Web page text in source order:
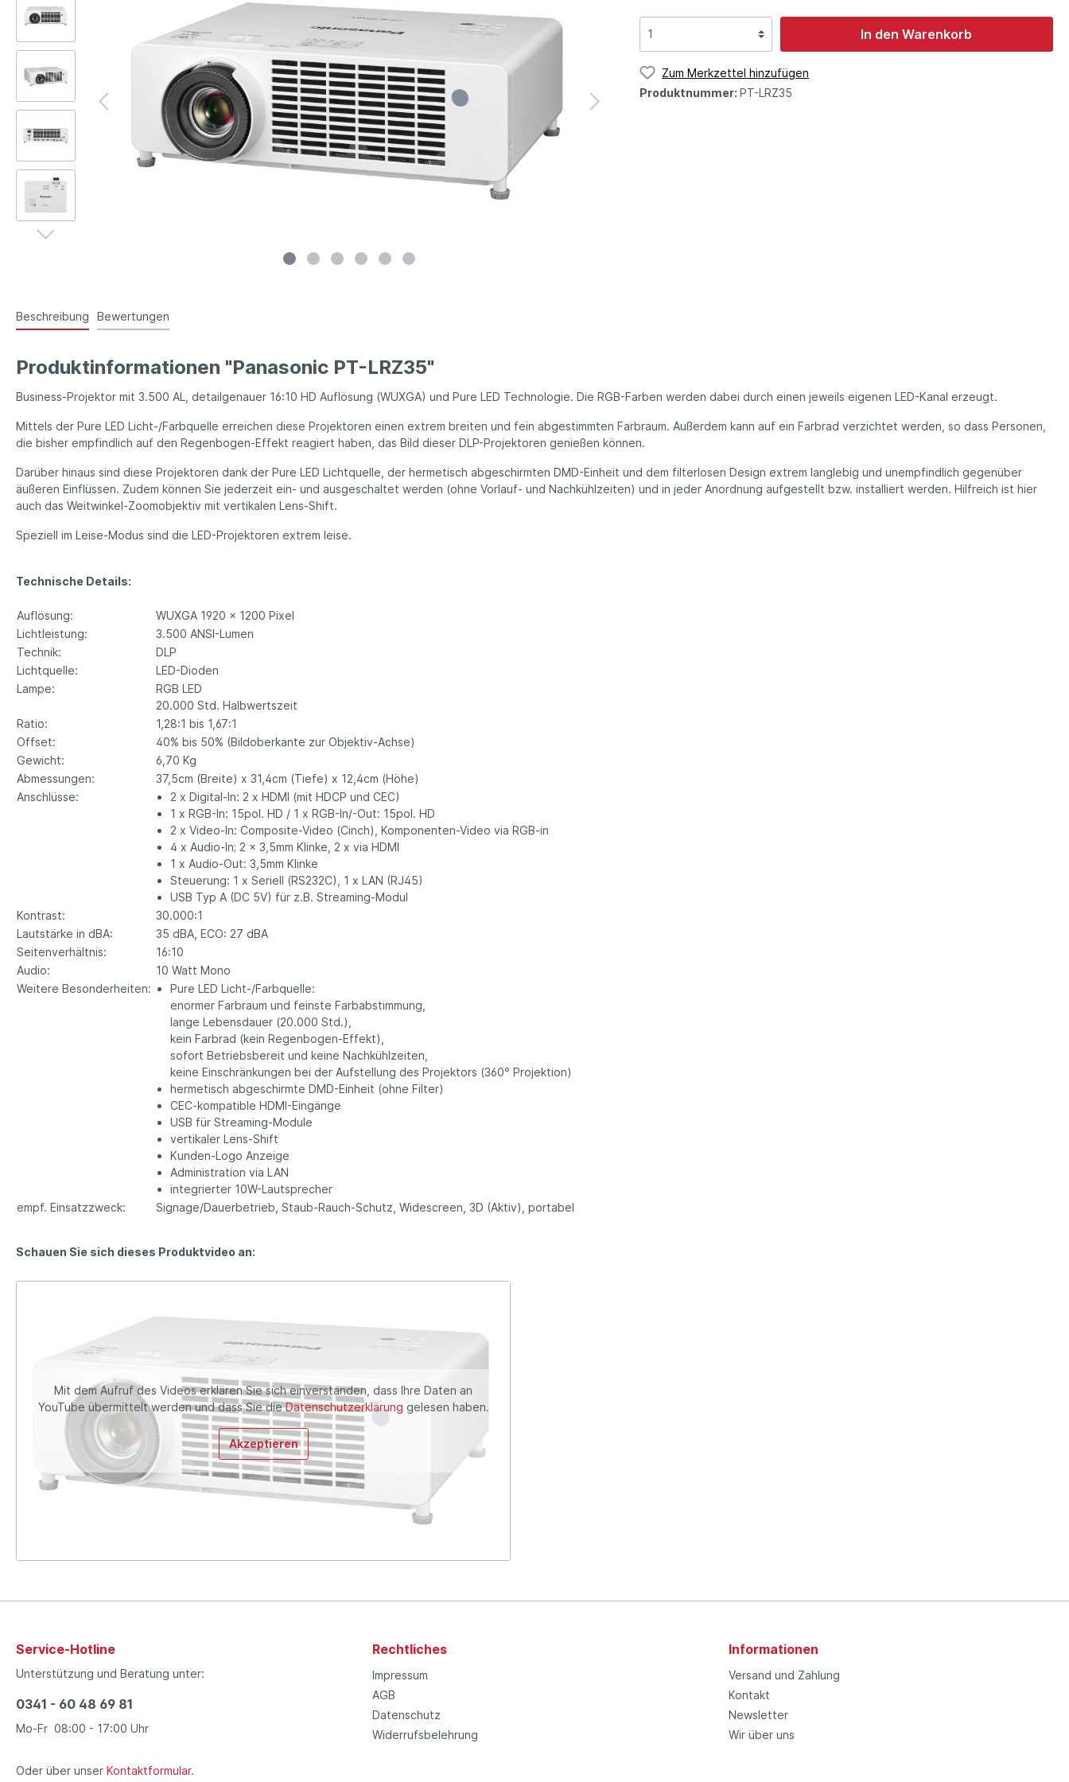
In den Warenkorb
Zum Merkzettel hinzufügen
Produktnummer: PT-LRZ35
Beschreibung Bewertungen
Produktinformationen "Panasonic PT-LRZ35"
Business-Projektor mit 3.500 AL, detailgenauer 16:10 HD Auflösung (WUXGA) und Pure LED Technologie. Die RGB-Farben werden dabei durch einen jeweils eigenen LED-Kanal erzeugt.
Mittels der Pure LED Licht-/Farbquelle erreichen diese Projektoren einen extrem breiten und fein abgestimmten Farbraum. Außerdem kann auf ein Farbrad verzichtet werden, so dass Personen,
die bisher empfindlich auf den Regenbogen-Effekt reagiert haben, das Bild dieser DLP-Projektoren genießen können.
Darüber hinaus sind diese Projektoren dank der Pure LED Lichtquelle, der hermetisch abgeschirmten DMD-Einheit und dem filterlosen Design extrem langlebig und unempfindlich gegenüber
äußeren Einflüssen. Zudem können Sie jederzeit ein- und ausgeschaltet werden (ohne Vorlauf- und Nachkühlzeiten) und in jeder Anordnung aufgestellt bzw. installiert werden. Hilfreich ist hier
auch das Weitwinkel-Zoomobjektiv mit vertikalen Lens-Shift.
Speziell im Leise-Modus sind die LED-Projektoren extrem leise.
Technische Details:
Auflösung:
WUXGA 1920 x 1200 Pixel
Lichtleistung:
3.500 ANSI-Lumen
Technik:
DLP
Lichtquelle:
LED-Dioden
Lampe:
RGB LED
20.000 Std. Halbwertszeit
Ratio:
1,28:1 bis 1,67:1
Offset:
40% bis 50% (Bildoberkante zur Objektiv-Achse)
Gewicht:
6,70 Kg
Abmessungen:
37,5cm (Breite) x 31,4cm (Tiefe) x 12,4cm (Höhe)
Anschlüsse:
2 x Digital-In: 2 x HDMI (mit HDCP und CEC)
1 x RGB-In: 15pol. HD / 1 x RGB-In/-Out: 15pol. HD
2 x Video-In: Composite-Video (Cinch), Komponenten-Video via RGB-in
4 x Audio-In; 2 x 3,5mm Klinke, 2 x via HDMI
1 x Audio-Out: 3,5mm Klinke
Steuerung: 1 x Seriell (RS232C), 1 x LAN (RJ45)
USB Typ A (DC 5V) für z.B. Streaming-Modul
Kontrast:
30.000:1
Lautstärke in dBA:
35 dBA, ECO: 27 dBA
Seitenverhältnis:
16:10
Audio:
10 Watt Mono
Weitere Besonderheiten:
Pure LED Licht-/Farbquelle:
enormer Farbraum und feinste Farbabstimmung,
lange Lebensdauer (20.000 Std.),
kein Farbrad (kein Regenbogen-Effekt),
sofort Betriebsbereit und keine Nachkühlzeiten,
keine Einschränkungen bei der Aufstellung des Projektors (360° Projektion)
hermetisch abgeschirmte DMD-Einheit (ohne Filter)
CEC-kompatible HDMI-Eingänge
USB für Streaming-Module
vertikaler Lens-Shift
Kunden-Logo Anzeige
Administration via LAN
integrierter 10W-Lautsprecher
empf. Einsatzzweck:
Signage/Dauerbetrieb, Staub-Rauch-Schutz, Widescreen, 3D (Aktiv), portabel
Schauen Sie sich dieses Produktvideo an:
Mit dem Aufruf des Videos erklären Sie sich einverstanden, dass Ihre Daten an
YouTube übermittelt werden und dass Sie dieDatenschutzerklärung gelesen haben.
Akzeptieren
Service-Hotline
Unterstützung und Beratung unter:
0341 - 60 48 69 81
Mo-Fr 08:00 - 17:00 Uhr
Oder über unser Kontaktformular.
Rechtliches
Impressum
AGB
Datenschutz
Widerrufsbelehrung
Informationen
Versand und Zahlung
Kontakt
Newsletter
Wir über uns